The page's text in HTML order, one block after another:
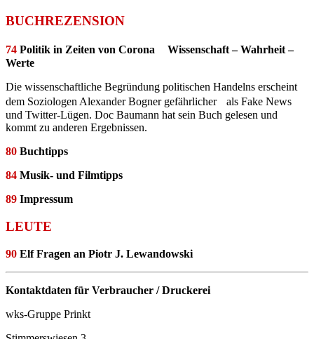
BUCHREZENSION
74 Politik in Zeiten von Corona
Wissenschaft – Wahrheit –
Werte
Die wissenschaftliche Begründung politischen Handelns erscheint
dem Soziologen Alexander Bogner gefährlicher als Fake News
und Twitter-Lügen. Doc Baumann hat sein Buch gelesen und
kommt zu anderen Ergebnissen.
80 Buchtipps
84 Musik- und Filmtipps
89 Impressum
LEUTE
90 Elf Fragen an Piotr J. Lewandowski
Kontaktdaten für Verbraucher / Druckerei
wks-Gruppe Prinkt